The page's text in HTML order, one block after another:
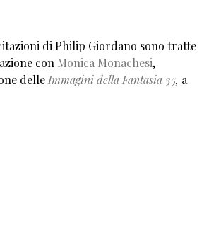
di Philip Giordano sono tratte
con Monica Monachesi,
delle Immagini della Fantasia 35, a